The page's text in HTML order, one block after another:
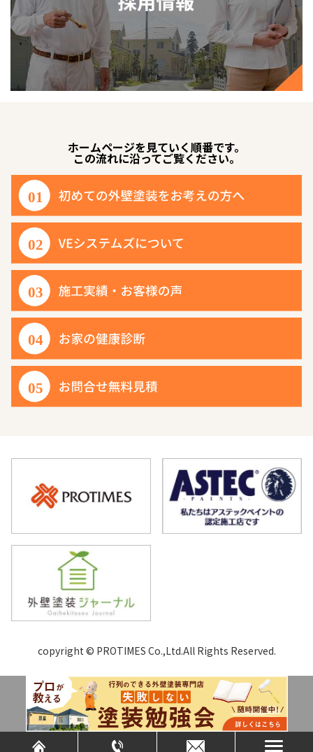
ホームページを見ていく順番です。
この流れに沿ってご覧ください。
copyright © PROTIMES Co.,Ltd.All Rights Reserved.